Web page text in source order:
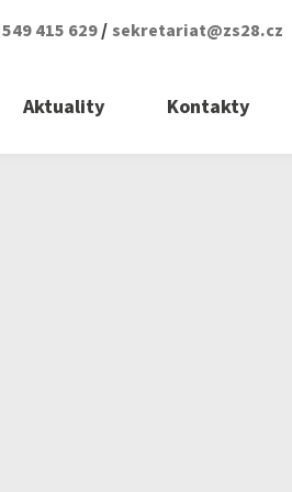
Aktuality Kontakty
549 415 629/sekretariat@zs28.cz